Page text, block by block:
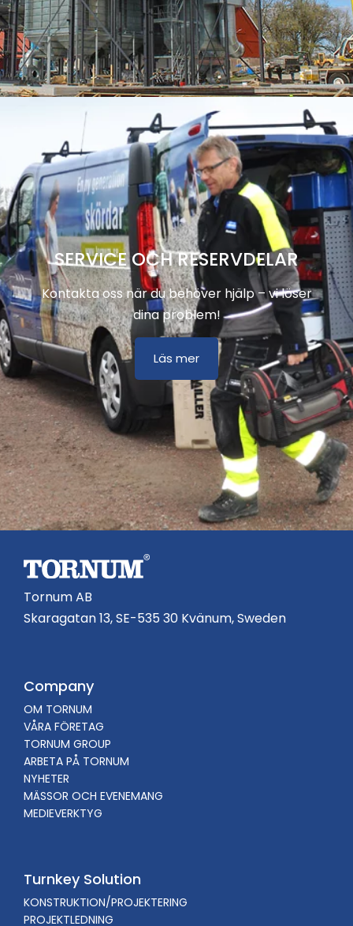
SERVICE OCH RESERVDELAR
Kontakta oss när du behöver hjälp – vi löser
dina problem!
Läs mer
Tornum AB
Skaragatan 13, SE-535 30 Kvänum, Sweden
Company
OM TORNUM
VÅRA FÖRETAG
TORNUM GROUP
ARBETA PÅ TORNUM
NYHETER
MÄSSOR OCH EVENEMANG
MEDIEVERKTYG
Turnkey Solution
KONSTRUKTION/PROJEKTERING
PROJEKTLEDNING